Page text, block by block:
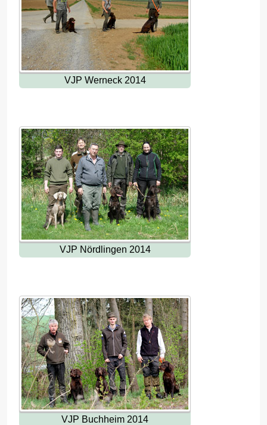
VJP Werneck 2014
VJP Nördlingen 2014
VJP Buchheim 2014